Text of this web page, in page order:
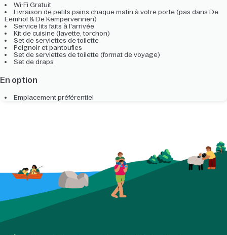
Wi-Fi Gratuit
Livraison de petits pains chaque matin à votre porte (pas dans De
Eemhof & De Kempervennen)
Service lits faits à l'arrivée
Kit de cuisine (lavette, torchon)
Set de serviettes de toilette
Peignoir et pantoufles
Set de serviettes de toilette (format de voyage)
Set de draps
En option
Emplacement préférentiel